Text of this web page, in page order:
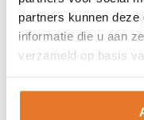
partners kunnen
informatie die u aan
verzameld op basis
Waarom kiezen
Master Lock staat
beveiligingsproducten.
veiligheid.
Bestel vandaag
Voor 15:00 besteld?